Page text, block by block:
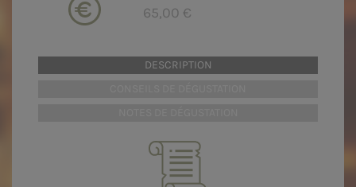
65,00 €
DESCRIPTION